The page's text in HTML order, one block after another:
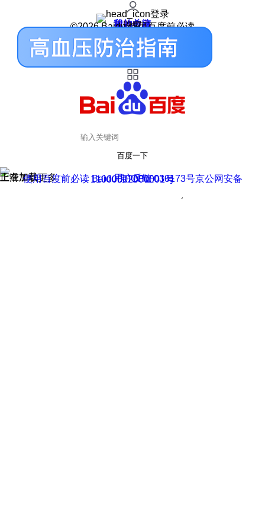
登录
我的关注
我的收藏
皮肤中心
用户反馈
设置
©2026 Baidu 使用百度前必读
百度一下
正在加载
上滑加载更多 用户反馈
使用百度前必读 Baidu 京ICP证030173号
京公网安备11000002000001号